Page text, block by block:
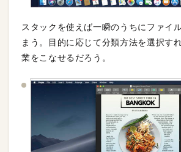
スタックを使えば一瞬のうちにファイ
まう。目的に応じて分類方法を選択す
業をこなせるだろう。